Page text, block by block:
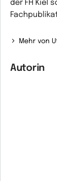
der FH Kiel
Mehr von
Autorin